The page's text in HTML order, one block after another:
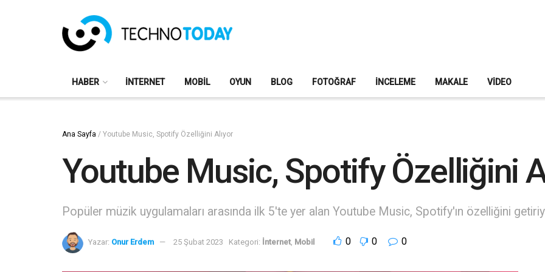
HABER İNTERNET MOBIL OYUN BLOG FOTOĞRAF İNCELEME MAKALE VIDEO
Ana Sayfa / Youtube Music, Spotify Özelliğini Alıyor
Youtube Music, Spotify Özelliğini
Popüler müzik uygulamaları arasında ilk 5'te yer alan Youtube Music, Spotify'ın özelliğini
Yazar: Onur Erdem 25 Şubat 2023 Kategori: İnternet, Mobil 0 0 0